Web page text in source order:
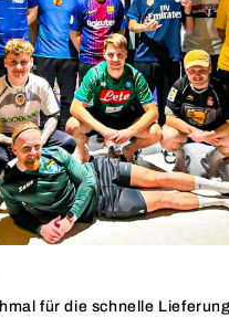
für die schnelle